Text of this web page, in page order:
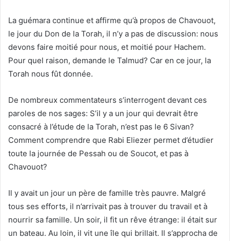
La guémara continue et affirme qu’à propos de Chavouot,
le jour du Don de la Torah, il n’y a pas de discussion: nous
devons faire moitié pour nous, et moitié pour Hachem.
Pour quel raison, demande le Talmud? Car en ce jour, la
Torah nous fût donnée.
De nombreux commentateurs s’interrogent devant ces
paroles de nos sages: S’il y a un jour qui devrait être
consacré à l’étude de la Torah, n’est pas le 6 Sivan?
Comment comprendre que Rabi Eliezer permet d’étudier
toute la journée de Pessah ou de Soucot, et pas à
Chavouot?
Il y avait un jour un père de famille très pauvre. Malgré
tous ses efforts, il n’arrivait pas à trouver du travail et à
nourrir sa famille. Un soir, il fit un rêve étrange: il était sur
un bateau. Au loin, il vit une île qui brillait. Il s’approcha de